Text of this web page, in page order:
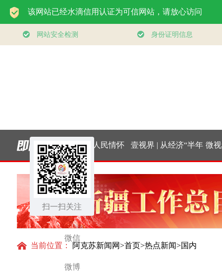
扫一扫关注
微信
微博
｜太行山上
愚公
总书记的人民情怀
｜“扎扎实实建设现
代化产业体系”
壹视界 | 从经济“半年
报”，看“十五五”稳健
开局
微视频
实
当前位置： 阿克苏新闻网>首页>热点新闻>国内